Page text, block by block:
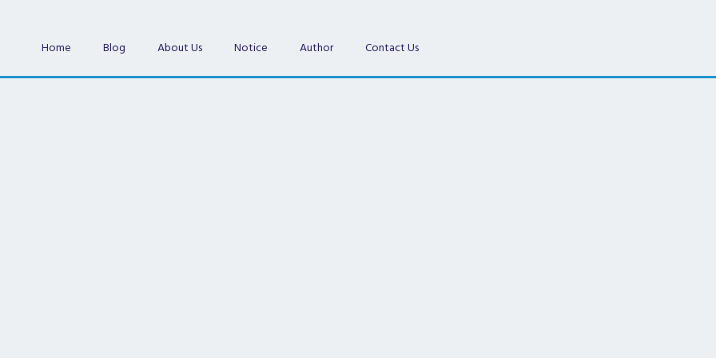
Home Blog About Us Notice Author Contact Us